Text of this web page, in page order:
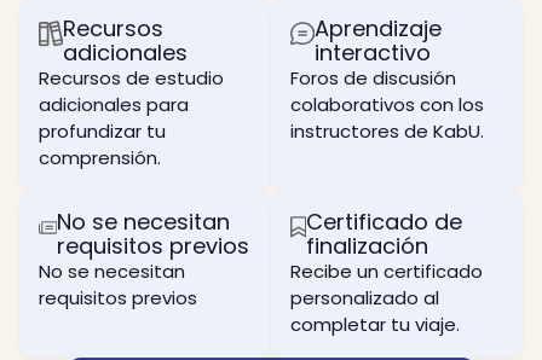
Las
fases
originales
en la
creación
del
universo,
“las
cuatro
fases
de la
luz
Cómo
tomar
control
tu
máximo
potencial.
Todos
activarla
Logra
una
comprensión
más
profunda
auténticas
cabalísticas
de
Rabash
y Baal
HaSulam
que
del
modo
de
taller
espiritual
Experimenta
una
sesión
de
taller
en vivo
Recursos
adicionales
Recursos de estudio
adicionales para
profundizar tu
comprensión.
Aprendizaje
interactivo
Foros de discusión
colaborativos con los
instructores de KabU.
No se necesitan
requisitos previos
No se necesitan
requisitos previos
Certificado de
finalización
Recibe un certificado
personalizado al
completar tu viaje.